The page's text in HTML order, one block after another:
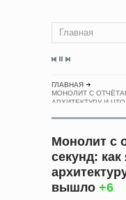
Главная
ГЛАВНАЯ
МОНОЛИТ С
АРХИТЕКТУРУ И
Монолит с
секунд:
вышло +6